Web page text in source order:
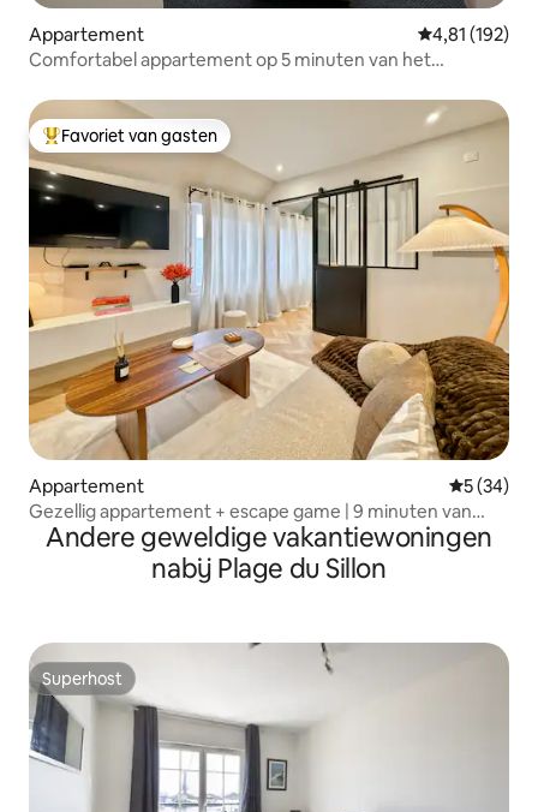
Appartement Gemiddelde
4,81 (192)
Comfortabel appartement op 5 minuten van het
Topfavoriet van gasten
Favoriet van gasten
Appartement
5 (34)
Gezellig appartement + escape game | 9 minuten van
Saint-Malo
Andere geweldige vakantiewoningen
nabij Plage du Sillon
Superhost
Superhost